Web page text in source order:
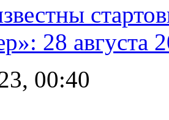
28 августа
00:40